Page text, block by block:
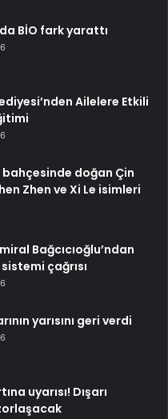
BİO fark yarattı
Ailelere Etkili
doğan Çin
Zhen ve Xi Le isimleri
Bağcıcıoğlu’ndan
çağrısı
yarısını geri verdi
uyarısı! Dışarı